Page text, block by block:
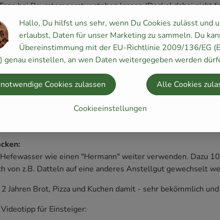
bei Raumtemperatur stehen lassen (Deckel dabei nicht
und abends einmal durchschütteln
Ganze anfängt zu blubbern, ist es fertig und kann dann
mit 1 TL Zucker füttern)
Hefewasser sollte immer mal wieder geschüttelt bzw.
100 ml für 500 Gramm Mehl gebraucht.
8-24 Stunden zum Gehen. Das hört sich lang an, aber
:-)
wie einen "Hermann" weiter verwenden. Dazu
von z.B. Datteln auf eine anderes Anstellgut gewechselt
Jahren Brot, Pizza und Kuchen damit - sehr bekömmlich
für Einsteiger:
Hallo, Du hilfst uns sehr, wenn Du Cookies zulässt und
erlaubst, Daten für unser Marketing zu sammeln. Du
Übereinstimmung mit der EU-Richtlinie 2009/136/EG
genau einstellen, an wen Daten weitergegeben werden
Cookieeinstellungen
Cookies zulassen Alle Cookies